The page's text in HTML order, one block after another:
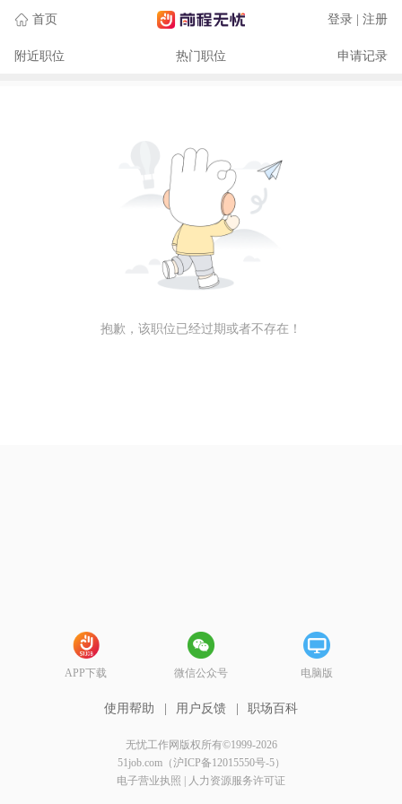
首页 登录 | 注册
附近职位 热门职位 申请记录
抱歉，该职位已经过期或者不存在！
APP下载 微信公众号 电脑版
使用帮助 用户反馈 职场百科
无忧工作网版权所有©1999-2026
51job.com（沪ICP备12015550号-5）
电子营业执照
人力资源服务许可证